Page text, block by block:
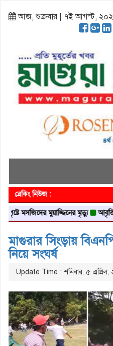
আজ, শুক্রবার | ৭ই আগস্ট, ২০২৬
ব্রেকিং নিউজ :
মুয়াজ্জিনের মৃত্যু আবৃত্তি জাতির
মাগুরার সিংড়ায়
নিয়ে সংঘর্ষ
Update Time : শনিবার, ৫ এপ্রিল,